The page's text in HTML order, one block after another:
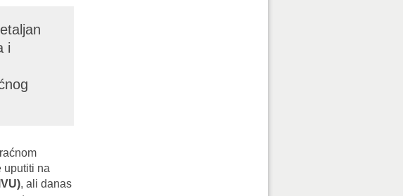
i
uputiti na
, ali danas